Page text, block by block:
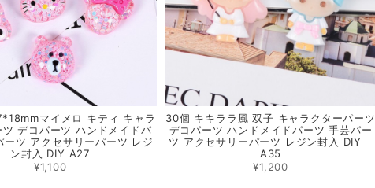
マイメロ キティ キャラ
ツ デコパーツ ハンドメイドパ
ーツ アクセサリーパーツ レジ
ン封入 DIY A27
¥1,100
30個 キキララ風 双子 キャラクターパーツ
デコパーツ ハンドメイドパーツ 手芸パー
ツ アクセサリーパーツ レジン封入 DIY
A35
¥1,200